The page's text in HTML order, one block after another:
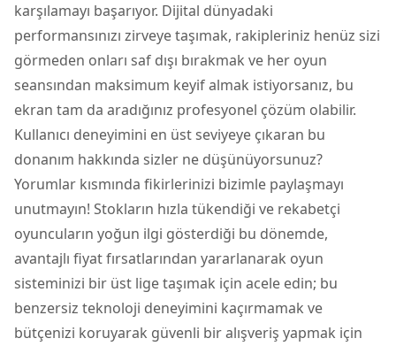
karşılamayı başarıyor. Dijital dünyadaki
performansınızı zirveye taşımak, rakipleriniz henüz sizi
görmeden onları saf dışı bırakmak ve her oyun
seansından maksimum keyif almak istiyorsanız, bu
ekran tam da aradığınız profesyonel çözüm olabilir.
Kullanıcı deneyimini en üst seviyeye çıkaran bu
donanım hakkında sizler ne düşünüyorsunuz?
Yorumlar kısmında fikirlerinizi bizimle paylaşmayı
unutmayın! Stokların hızla tükendiği ve rekabetçi
oyuncuların yoğun ilgi gösterdiği bu dönemde,
avantajlı fiyat fırsatlarından yararlanarak oyun
sisteminizi bir üst lige taşımak için acele edin; bu
benzersiz teknoloji deneyimini kaçırmamak ve
bütçenizi koruyarak güvenli bir alışveriş yapmak için